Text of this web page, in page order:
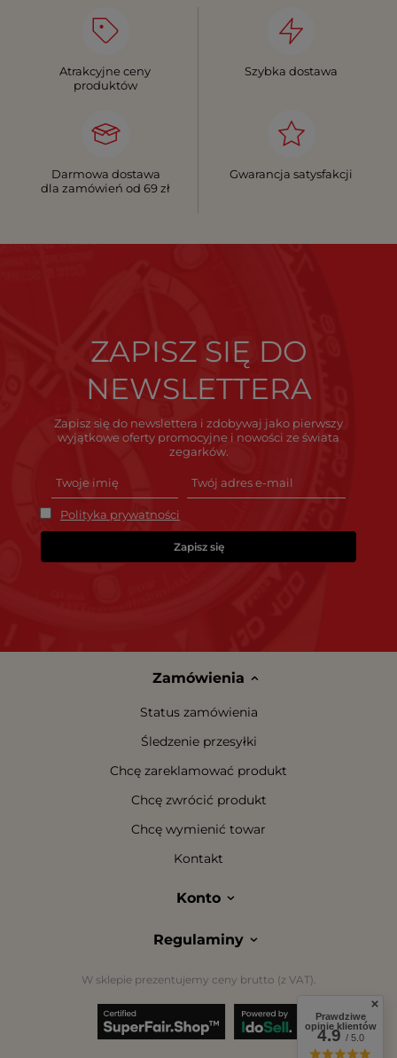
Atrakcyjne ceny
produktów
Szybka dostawa
Darmowa dostawa
dla zamówień od 69 zł
Gwarancja satysfakcji
ZAPISZ SIĘ DO
NEWSLETTERA
Zapisz się do newslettera i zdobywaj jako pierwszy
wyjątkowe oferty promocyjne i nowości ze świata
zegarków.
Polityka prywatności
Zapisz się
Zamówienia
Status zamówienia
Śledzenie przesyłki
Chcę zareklamować produkt
Chcę zwrócić produkt
Chcę wymienić towar
Kontakt
Konto
Regulaminy
W sklepie prezentujemy ceny brutto (z VAT).
Prawdziwe
opinie klientów
4.9/ 5.0